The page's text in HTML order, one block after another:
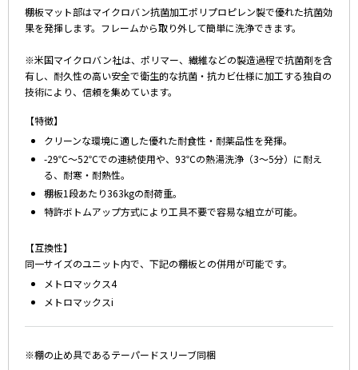
棚板マット部はマイクロバン抗菌加工ポリプロピレン製で優れた抗菌効
果を発揮します。フレームから取り外して簡単に洗浄できます。
※米国マイクロバン社は、ポリマー、繊維などの製造過程で抗菌剤を含
有し、耐久性の高い安全で衛生的な抗菌・抗カビ仕様に加工する独自の
技術により、信頼を集めています。
【特徴】
クリーンな環境に適した優れた耐食性・耐薬品性を発揮。
-29℃～52℃での連続使用や、93℃の熱湯洗浄（3～5分）に耐え
る、耐寒・耐熱性。
棚板1段あたり363kgの耐荷重。
特許ボトムアップ方式により工具不要で容易な組立が可能。
【互換性】
同一サイズのユニット内で、下記の棚板との併用が可能です。
メトロマックス4
メトロマックスi
※棚の止め具であるテーパードスリーブ同梱